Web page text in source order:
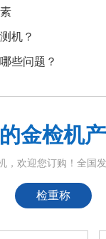
机？
些问题？
金检机
，欢迎您订购！全国
检重称